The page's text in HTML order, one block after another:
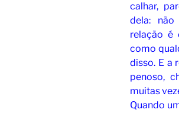
calhar,
dela:
relação é
como
disso. E a
penoso,
muitas
Quando